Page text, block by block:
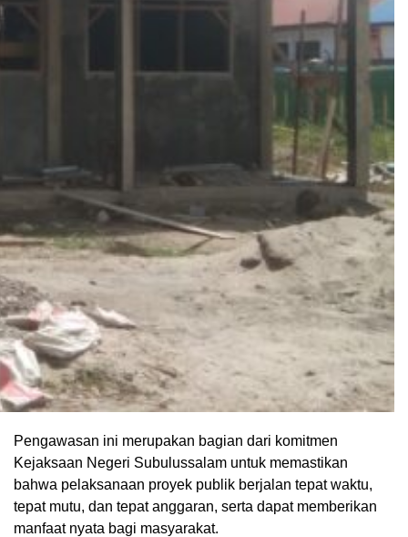
Pengawasan ini merupakan bagian dari komitmen
Kejaksaan Negeri Subulussalam untuk memastikan
bahwa pelaksanaan proyek publik berjalan tepat waktu,
tepat mutu, dan tepat anggaran, serta dapat memberikan
manfaat nyata bagi masyarakat.